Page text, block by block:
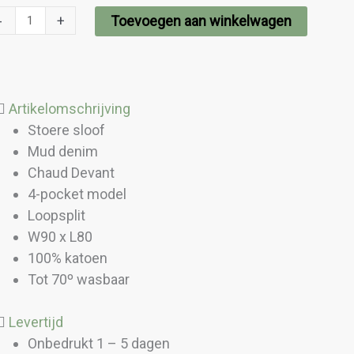
+ Toevoegen aan winkelwagen
Artikelomschrijving
Stoere sloof
Mud denim
Chaud Devant
4-pocket model
Loopsplit
W90 x L80
100% katoen
Tot 70º wasbaar
Levertijd
Onbedrukt 1 – 5 dagen